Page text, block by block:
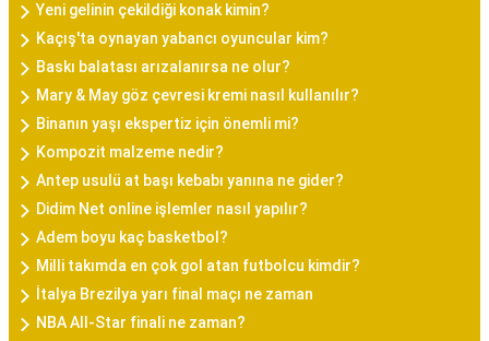
Yeni gelinin çekildiği konak kimin?
Kaçış'ta oynayan yabancı oyuncular kim?
Baskı balatası arızalanırsa ne olur?
Mary & May göz çevresi kremi nasıl kullanılır?
Binanın yaşı ekspertiz için önemli mi?
Kompozit malzeme nedir?
Antep usulü at başı kebabı yanına ne gider?
Didim Net online işlemler nasıl yapılır?
Adem boyu kaç basketbol?
Milli takımda en çok gol atan futbolcu kimdir?
İtalya Brezilya yarı final maçı ne zaman
NBA All-Star finali ne zaman?